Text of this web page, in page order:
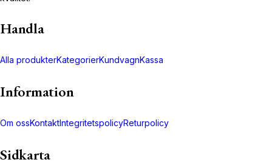
Handla
Alla produkterKategorierKundvagnKassa
Information
Om ossKontaktIntegritetspolicyReturpolicy
Sidkarta